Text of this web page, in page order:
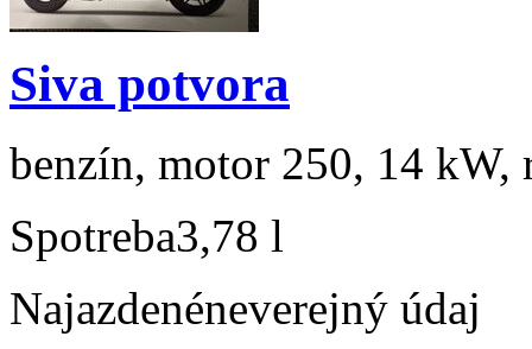
Siva potvora
benzín, motor 250, 14 kW,
Spotreba3,78 l
Najazdenéneverejný údaj